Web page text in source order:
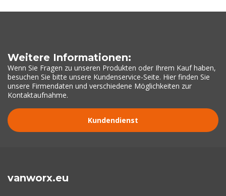
Weitere Informationen:
Wenn Sie Fragen zu unseren Produkten oder Ihrem Kauf haben,
besuchen Sie bitte unsere Kundenservice-Seite. Hier finden Sie
unsere Firmendaten und verschiedene Möglichkeiten zur
Kontaktaufnahme.
Kundendienst
vanworx.eu